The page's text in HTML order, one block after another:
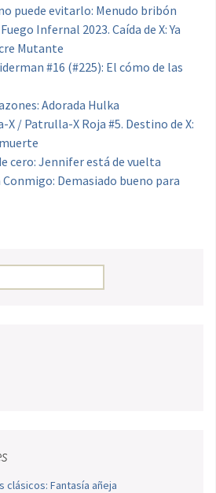
puede evitarlo: Menudo bribón
Infernal 2023. Caída de X: Ya
Mutante
#16 (#225): El cómo de las
Adorada Hulka
/ Patrulla-X Roja #5. Destino de X:
cero: Jennifer está de vuelta
Conmigo: Demasiado bueno para
clásicos: Fantasía añeja